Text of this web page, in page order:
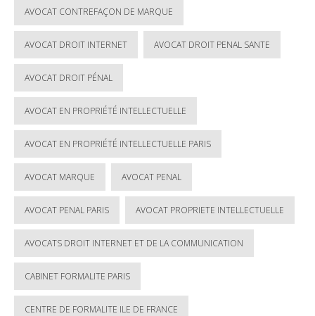
AVOCAT CONTREFAÇON DE MARQUE
AVOCAT DROIT INTERNET AVOCAT DROIT PENAL SANTE
AVOCAT DROIT PÉNAL
AVOCAT EN PROPRIÉTÉ INTELLECTUELLE
AVOCAT EN PROPRIÉTÉ INTELLECTUELLE PARIS
AVOCAT MARQUE AVOCAT PENAL
AVOCAT PENAL PARIS AVOCAT PROPRIETE INTELLECTUELLE
AVOCATS DROIT INTERNET ET DE LA COMMUNICATION
CABINET FORMALITE PARIS
CENTRE DE FORMALITE ILE DE FRANCE